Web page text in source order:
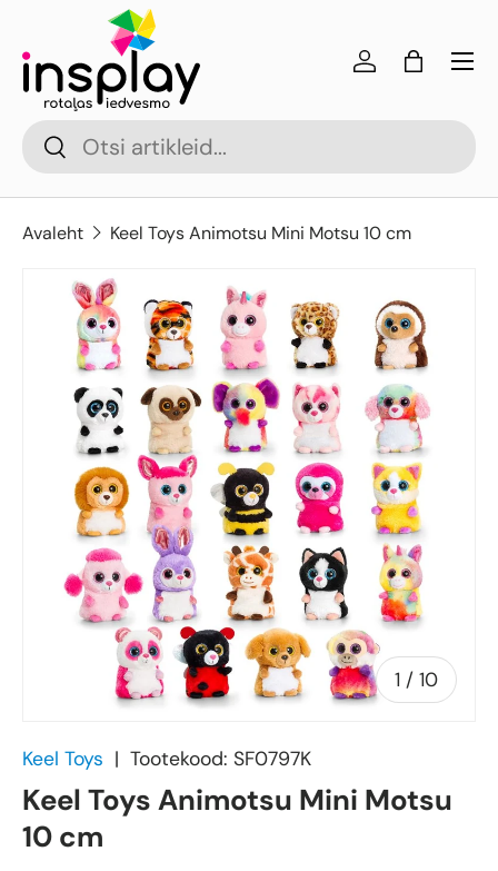
Jäta vahele
OtsiOtsi
Logi sisse
Kott
Avaleht Keel Toys Animotsu Mini Motsu 10 cm
1 / of
10
Keel Toys | Tootekood: SF0797K
Keel Toys Animotsu Mini Motsu
10 cm